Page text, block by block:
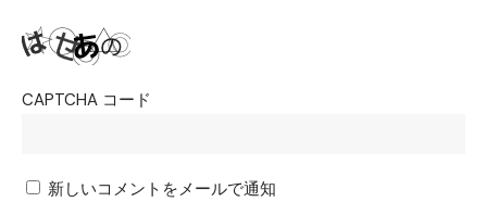
CAPTCHA コード
新しいコメントをメールで通知